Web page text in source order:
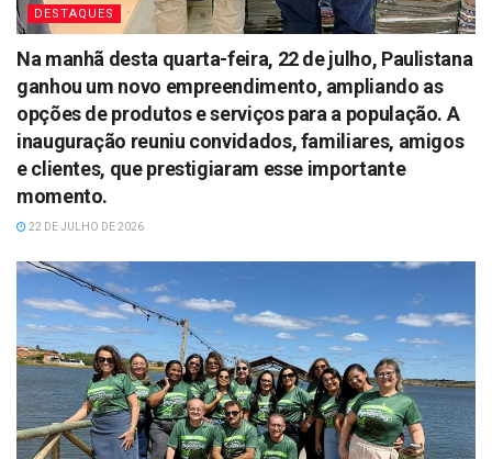
DESTAQUES
Na manhã desta quarta-feira, 22 de julho, Paulistana
ganhou um novo empreendimento, ampliando as
opções de produtos e serviços para a população. A
inauguração reuniu convidados, familiares, amigos
e clientes, que prestigiaram esse importante
momento.
22 DE JULHO DE 2026